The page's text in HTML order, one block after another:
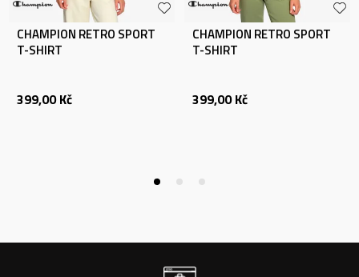
CHAMPION RETRO SPORT
T-SHIRT
399,00 Kč
CHAMPION RETRO SPORT
T-SHIRT
399,00 Kč